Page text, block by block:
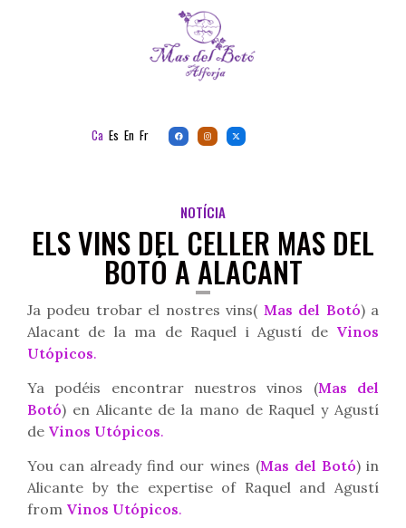
Ca Es En Fr
NOTÍCIA
ELS VINS DEL CELLER MAS DEL
BOTÓ A ALACANT
Ja podeu trobar el nostres vins( Mas del Botó) a
Alacant de la ma de Raquel i Agustí de Vinos
Utópicos.
Ya podéis encontrar nuestros vinos (Mas del
Botó) en Alicante de la mano de Raquel y Agustí
de Vinos Utópicos.
You can already find our wines (Mas del Botó) in
Alicante by the expertise of Raquel and Agustí
from Vinos Utópicos.